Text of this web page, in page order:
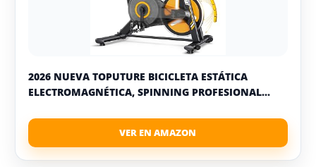
2026 NUEVA TOPUTURE BICICLETA ESTÁTICA
ELECTROMAGNÉTICA, SPINNING PROFESIONAL...